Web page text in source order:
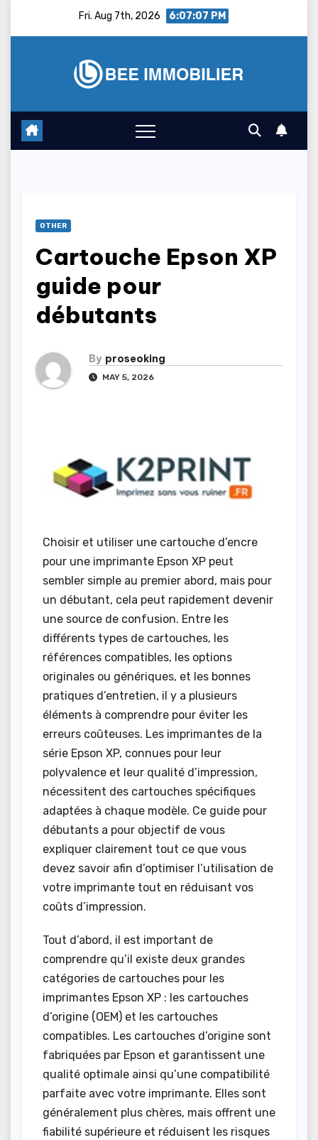
Fri. Aug 7th, 2026 6:07:08 PM
OTHER
Cartouche Epson XP
guide pour
débutants
By proseoking
MAY 5, 2026
Choisir et utiliser une cartouche d’encre
pour une imprimante Epson XP peut
sembler simple au premier abord, mais pour
un débutant, cela peut rapidement devenir
une source de confusion. Entre les
différents types de cartouches, les
références compatibles, les options
originales ou génériques, et les bonnes
pratiques d’entretien, il y a plusieurs
éléments à comprendre pour éviter les
erreurs coûteuses. Les imprimantes de la
série Epson XP, connues pour leur
polyvalence et leur qualité d’impression,
nécessitent des cartouches spécifiques
adaptées à chaque modèle. Ce guide pour
débutants a pour objectif de vous
expliquer clairement tout ce que vous
devez savoir afin d’optimiser l’utilisation de
votre imprimante tout en réduisant vos
coûts d’impression.
Tout d’abord, il est important de
comprendre qu’il existe deux grandes
catégories de cartouches pour les
imprimantes Epson XP : les cartouches
d’origine (OEM) et les cartouches
compatibles. Les cartouches d’origine sont
fabriquées par Epson et garantissent une
qualité optimale ainsi qu’une compatibilité
parfaite avec votre imprimante. Elles sont
généralement plus chères, mais offrent une
fiabilité supérieure et réduisent les risques